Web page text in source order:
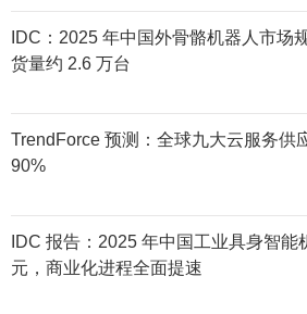
IDC：2025 年中国外骨骼机器人市场
货量约 2.6 万台
TrendForce 预测：全球九大云服务供
90%
IDC 报告：2025 年中国工业具身智能
元，商业化进程全面提速